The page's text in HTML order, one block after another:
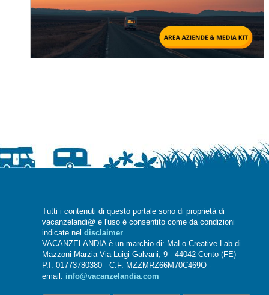
Tutti i contenuti di questo portale sono di proprietà di
vacanzelandi@ e l'uso è consentito come da condizioni
indicate nel disclaimer
VACANZELANDIA è un marchio di: MaLo Creative Lab di
Mazzoni Marzia Via Luigi Galvani, 9 - 44042 Cento (FE)
P.I. 01773780380 - C.F. MZZMRZ66M70C469O -
email: info@vacanzelandia.com